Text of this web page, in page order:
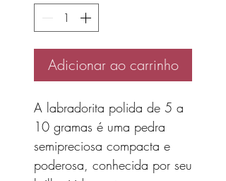
Adicionar ao carrinho
A labradorita polida de 5 a
10 gramas é uma pedra
semipreciosa compacta e
poderosa, conhecida por seu